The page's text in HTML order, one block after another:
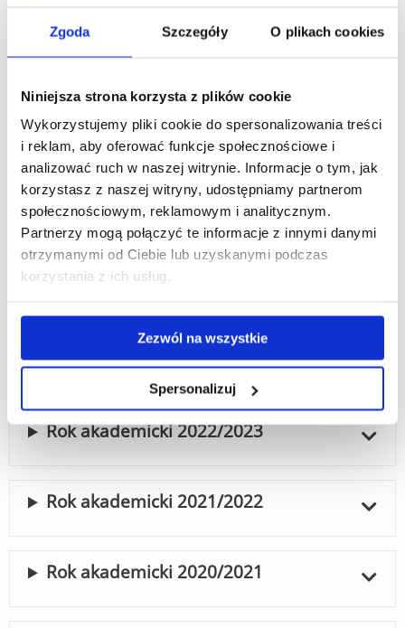
Zgoda Szczegóły O plikach cookies
Niniejsza strona korzysta z plików cookie
Wykorzystujemy pliki cookie do spersonalizowania treści
i reklam, aby oferować funkcje społecznościowe i
analizować ruch w naszej witrynie. Informacje o tym, jak
korzystasz z naszej witryny, udostępniamy partnerom
społecznościowym, reklamowym i analitycznym.
Partnerzy mogą połączyć te informacje z innymi danymi
otrzymanymi od Ciebie lub uzyskanymi podczas
korzystania z ich usług.
Zezwól na wszystkie
Spersonalizuj
prowadzonych w języku angielskim od roku
Załącznik nr 1 do Zarządzenia nr 34/2026 -
wysokość opłat - studia stacjonarne prowadzone
w j. angielskim
Rok akademicki 2025/2026
Rok akademicki 2024/2025
Rok akademicki 2023/2024
Rok akademicki 2022/2023
Rok akademicki 2021/2022
Rok akademicki 2020/2021